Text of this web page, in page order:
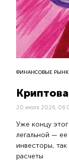
ФИНАНСОВЫЕ
20 июля 2026,
Уже концу
легальной — ее
инвесторы,
расчеты